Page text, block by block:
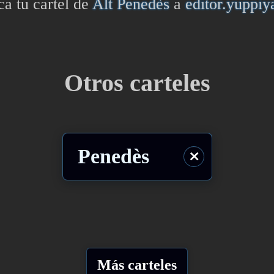
tu cartel de Alt Penedèsa
Otros carteles
Penedès ⨯
Más carteles